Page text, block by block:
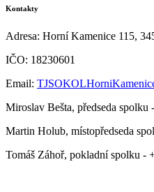
Kontakty
Adresa: Horní Kamenice 115,
IČO: 18230601
Email:
Miroslav Bešta, předseda spolku
Martin Holub, místopředseda
Tomáš Záhoř, pokladní spolku -